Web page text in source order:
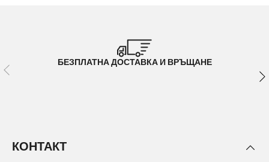
БЕЗПЛАТНА ДОСТАВКА И ВРЪЩАНЕ
КОНТАКТ